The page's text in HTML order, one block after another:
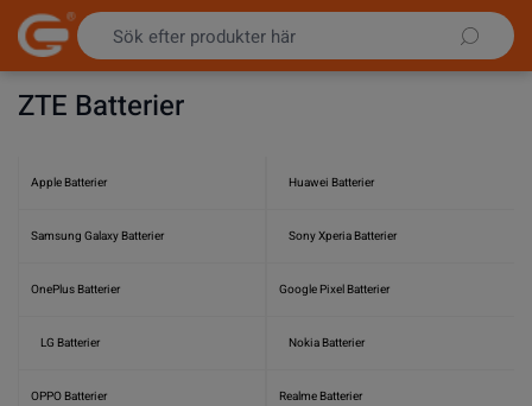
Hoppa till innehållet
ZTE Batterier
Apple Batterier Huawei Batterier
Samsung Galaxy Batterier Sony Xperia Batterier
OnePlus Batterier Google Pixel Batterier
LG Batterier Nokia Batterier
OPPO Batterier Realme Batterier